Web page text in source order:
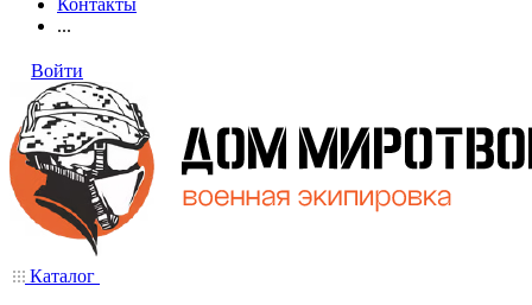
Контакты
...
Войти
Каталог